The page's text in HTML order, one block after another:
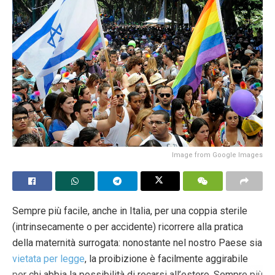
L’idea di Pedrocchi, dunque, è che «le emissioni
antropiche abbiano complessivamente giocato un ruolo
marginale sull’aumento della Tgm di circa 1°C verificatosi
con alti e bassi dal 1850 a ora e che tale aumento derivi
molto probabilmente da fattori naturali». Ciò nonostante,
prosegue, «è in atto una demonizzazione delle emissioni
antropiche della CO₂» e «la disinformazione raggiunge
l’apice quando si confondono frequenza e intensità di
eventi estremi, molto difficilmente documentabili
specialmente a scala locale, con i danni provocati che
territorio che nulla ha a che fare con il cambiamento
climatico».
Alla luce di queste riflessioni, per Pedrocchi, «non c’è
affatto bisogno di un controllo forzato delle nascite per
limitare le emissioni antropiche di CO₂», anche perché ‒
prosegue ‒ «quasi tutti i demografi concordano sul fatto
Image from Google Images
Sempre più facile, anche in Italia, per una coppia sterile
(intrinsecamente o per accidente) ricorrere alla pratica
della maternità surrogata: nonostante nel nostro Paese sia
vietata per legge, la proibizione è facilmente aggirabile